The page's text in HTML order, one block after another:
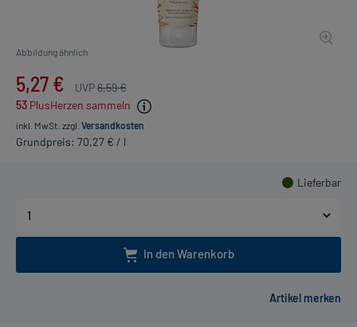
Abbildung ähnlich
5,27 € UVP6,59 €
53 PlusHerzen sammeln
inkl. MwSt. zzgl. Versandkosten
Grundpreis: 70,27 € / l
Lieferbar
In den Warenkorb